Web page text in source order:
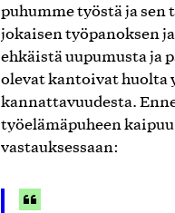
puhumme työstä ja
jokaisen työpanoksen
ehkäistä uupumusta ja
olevat kantoivat huolta
kannattavuudesta.
työelämäpuheen
vastauksessaan: